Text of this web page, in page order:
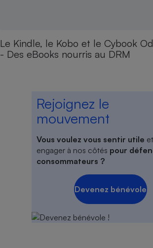
Le Kindle, le Kobo et le Cybook
- Des eBooks nourris au DRM
Rejoignez le
mouvement
Vous voulez vous sentir utile
engager à nos côtés pour
consommateurs ?
Devenez bénévole